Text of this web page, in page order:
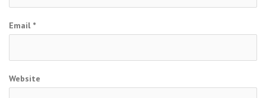
Email *
Website